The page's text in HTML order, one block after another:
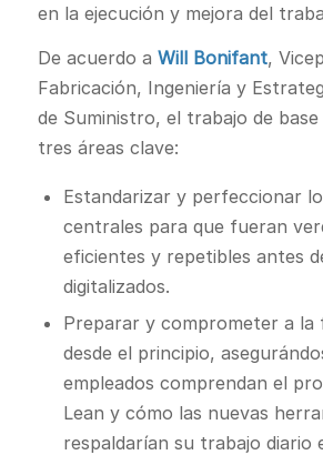
en la ejecución y mejora del
De acuerdo a Will Bonifant,
Fabricación, Ingeniería y
de Suministro, el trabajo de
tres áreas clave:
Estandarizar y perfeccionar
centrales para que fueran
eficientes y repetibles antes
digitalizados.
Preparar y comprometer a la
desde el principio,
empleados comprendan el
Lean y cómo las nuevas
respaldarían su trabajo diario